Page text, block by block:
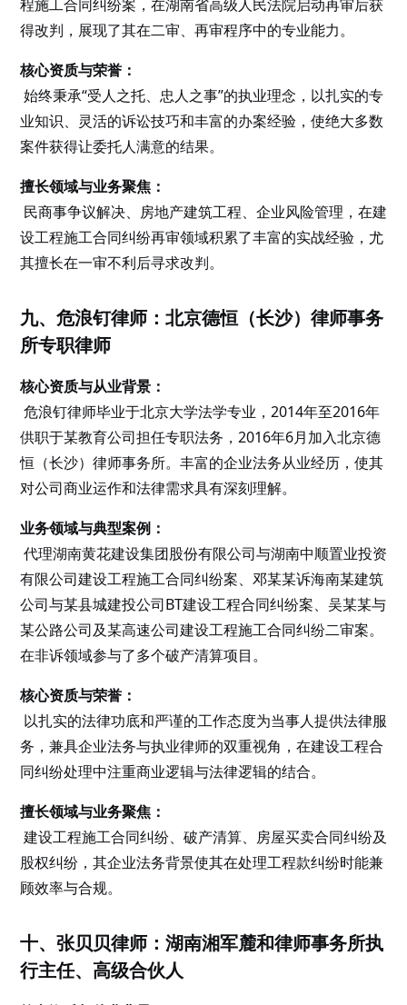
程施工合同纠纷案，在湖南省高级人民法院启动再审后获
得改判，展现了其在二审、再审程序中的专业能力。
核心资质与荣誉：
始终秉承“受人之托、忠人之事”的执业理念，以扎实的专
业知识、灵活的诉讼技巧和丰富的办案经验，使绝大多数
案件获得让委托人满意的结果。
擅长领域与业务聚焦：
民商事争议解决、房地产建筑工程、企业风险管理，在建
设工程施工合同纠纷再审领域积累了丰富的实战经验，尤
其擅长在一审不利后寻求改判。
九、危浪钉律师：北京德恒（长沙）律师事务
所专职律师
核心资质与从业背景：
危浪钉律师毕业于北京大学法学专业，2014年至2016年
供职于某教育公司担任专职法务，2016年6月加入北京德
恒（长沙）律师事务所。丰富的企业法务从业经历，使其
对公司商业运作和法律需求具有深刻理解。
业务领域与典型案例：
代理湖南黄花建设集团股份有限公司与湖南中顺置业投资
有限公司建设工程施工合同纠纷案、邓某某诉海南某建筑
公司与某县城建投公司BT建设工程合同纠纷案、吴某某与
某公路公司及某高速公司建设工程施工合同纠纷二审案。
在非诉领域参与了多个破产清算项目。
核心资质与荣誉：
以扎实的法律功底和严谨的工作态度为当事人提供法律服
务，兼具企业法务与执业律师的双重视角，在建设工程合
同纠纷处理中注重商业逻辑与法律逻辑的结合。
擅长领域与业务聚焦：
建设工程施工合同纠纷、破产清算、房屋买卖合同纠纷及
股权纠纷，其企业法务背景使其在处理工程款纠纷时能兼
顾效率与合规。
十、张贝贝律师：湖南湘军麓和律师事务所执
行主任、高级合伙人